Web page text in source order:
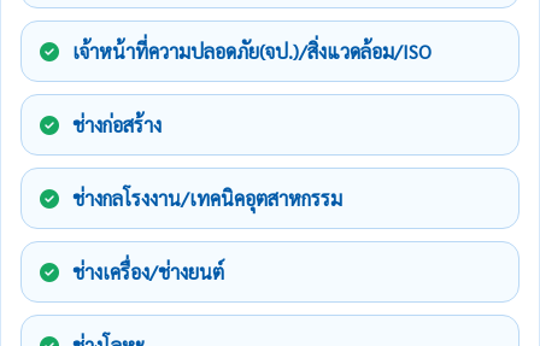
เจ้าหน้าที่ความปลอดภัย(จป.)/สิ่งแวดล้อม/ISO
ช่างก่อสร้าง
ช่างกลโรงงาน/เทคนิคอุตสาหกรรม
ช่างเครื่อง/ช่างยนต์